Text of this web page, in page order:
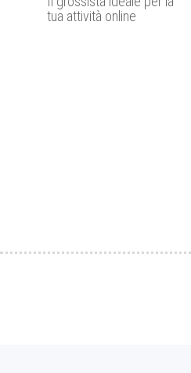
tua attività online